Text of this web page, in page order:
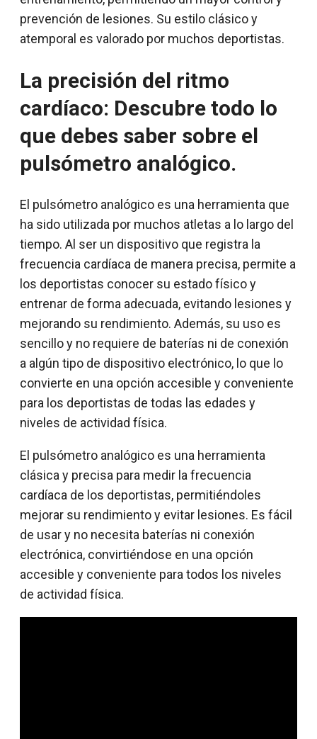
prevención de lesiones. Su estilo clásico y
atemporal es valorado por muchos deportistas.
La precisión del ritmo
cardíaco: Descubre todo lo
que debes saber sobre el
pulsómetro analógico.
El pulsómetro analógico es una herramienta que
ha sido utilizada por muchos atletas a lo largo del
tiempo. Al ser un dispositivo que registra la
frecuencia cardíaca de manera precisa, permite a
los deportistas conocer su estado físico y
entrenar de forma adecuada, evitando lesiones y
mejorando su rendimiento. Además, su uso es
sencillo y no requiere de baterías ni de conexión
a algún tipo de dispositivo electrónico, lo que lo
convierte en una opción accesible y conveniente
para los deportistas de todas las edades y
niveles de actividad física.
El pulsómetro analógico es una herramienta
clásica y precisa para medir la frecuencia
cardíaca de los deportistas, permitiéndoles
mejorar su rendimiento y evitar lesiones. Es fácil
de usar y no necesita baterías ni conexión
electrónica, convirtiéndose en una opción
accesible y conveniente para todos los niveles
de actividad física.